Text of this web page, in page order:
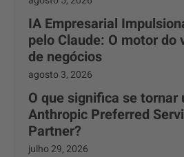
IA Empresarial
pelo Claude: O motor do
de negócios
agosto 3, 2026
O que significa se tornar
Anthropic Preferred
Partner?
julho 29, 2026